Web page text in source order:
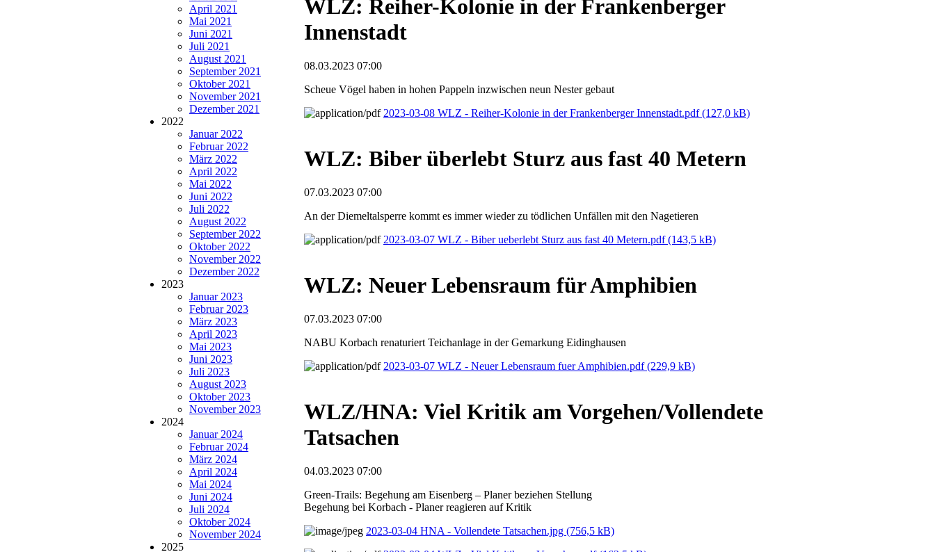
April 2021
Mai 2021
Juni 2021
Juli 2021
August 2021
September 2021
Oktober 2021
November 2021
Dezember 2021
2022
Januar 2022
Februar 2022
März 2022
April 2022
Mai 2022
Juni 2022
Juli 2022
August 2022
September 2022
Oktober 2022
November 2022
Dezember 2022
2023
Januar 2023
Februar 2023
März 2023
April 2023
Mai 2023
Juni 2023
Juli 2023
August 2023
Oktober 2023
November 2023
2024
Januar 2024
Februar 2024
März 2024
April 2024
Mai 2024
Juni 2024
Juli 2024
Oktober 2024
November 2024
2025
WLZ: Reiher-Kolonie in der Frankenberger
Innenstadt
08.03.2023 07:00
Scheue Vögel haben in hohen Pappeln inzwischen neun Nester gebaut
2023-03-08 WLZ - Reiher-Kolonie in der Frankenberger Innenstadt.pdf(127,0 kB)
WLZ: Biber überlebt Sturz aus fast 40 Metern
07.03.2023 07:00
An der Diemeltalsperre kommt es immer wieder zu tödlichen Unfällen mit den Nagetieren
2023-03-07 WLZ - Biber ueberlebt Sturz aus fast 40 Metern.pdf(143,5 kB)
WLZ: Neuer Lebensraum für Amphibien
07.03.2023 07:00
NABU Korbach renaturiert Teichanlage in der Gemarkung Eidinghausen
2023-03-07 WLZ - Neuer Lebensraum fuer Amphibien.pdf(229,9 kB)
WLZ/HNA: Viel Kritik am Vorgehen/Vollendete
Tatsachen
04.03.2023 07:00
Green-Trails: Begehung am Eisenberg – Planer beziehen Stellung
Begehung bei Korbach - Planer reagieren auf Kritik
2023-03-04 HNA - Vollendete Tatsachen.jpg (756,5 kB)